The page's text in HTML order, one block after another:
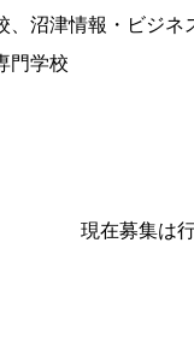
、沼津情報・ビジ
門学校
現在募集は